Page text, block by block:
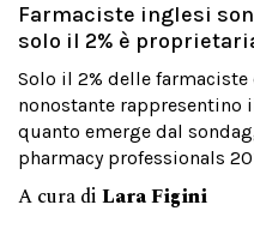
Farmaciste inglesi
solo il 2% è
Solo il 2% delle
nonostante rappresentino
quanto emerge dal
pharmacy professionals
A cura di Lara Figini